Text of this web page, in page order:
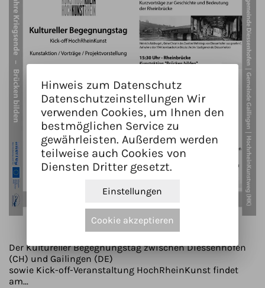
Kick-off-Veranstaltung HochRheinKunst
Der Kultureller Begegnungstag zwischen Diessenhofen
(CH) und Gailingen (DE)
sowie Kick-off-Veranstaltung HochRheinKunst findet
am...
Hinweis zum Datenschutz
Datenschutzeinstellungen Wir
verwenden Cookies, um Ihnen den
bestmöglichen Service zu
gewährleisten. Außerdem werden
teilweise auch Cookies von
Diensten Dritter gesetzt.
Einstellungen
Cookie akzeptieren